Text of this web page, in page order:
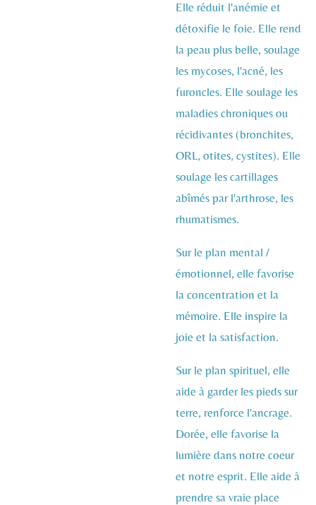
Elle réduit l'anémie et
détoxifie le foie. Elle rend
la peau plus belle, soulage
les mycoses, l'acné, les
furoncles. Elle soulage les
maladies chroniques ou
récidivantes (bronchites,
ORL, otites, cystites). Elle
soulage les cartillages
abîmés par l'arthrose, les
rhumatismes.
Sur le plan mental /
émotionnel, elle favorise
la concentration et la
mémoire. Elle inspire la
joie et la satisfaction.
Sur le plan spirituel, elle
aide à garder les pieds sur
terre, renforce l'ancrage.
Dorée, elle favorise la
lumière dans notre coeur
et notre esprit. Elle aide à
prendre sa vraie place